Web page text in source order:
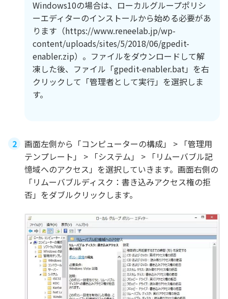
Windows10の場合は、ローカルグループポリシ
ーエディターのインストールから始める必要があ
ります（https://www.reneelab.jp/wp-
content/uploads/sites/5/2018/06/gpedit-
enabler.zip）。ファイルをダウンロードして解
凍した後、ファイル「gpedit-enabler.bat」を右
クリックして「管理者として実行」を選択しま
す。
画面左側から「コンピューターの構成」 > 「管理用
テンプレート」 > 「システム」 > 「リムーバブル記
憶域へのアクセス」を選択していきます。画面右側の
「リムーバブルディスク：書き込みアクセス権の拒
否」をダブルクリックします。